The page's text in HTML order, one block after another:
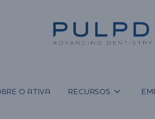
O ATIVA RECURSOS